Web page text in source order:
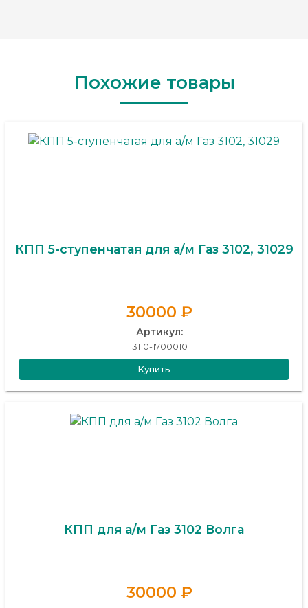
Похожие товары
КПП 5-ступенчатая для а/м Газ 3102, 31029
30000 ₽
Артикул:
3110-1700010
Купить
КПП для а/м Газ 3102 Волга
30000 ₽